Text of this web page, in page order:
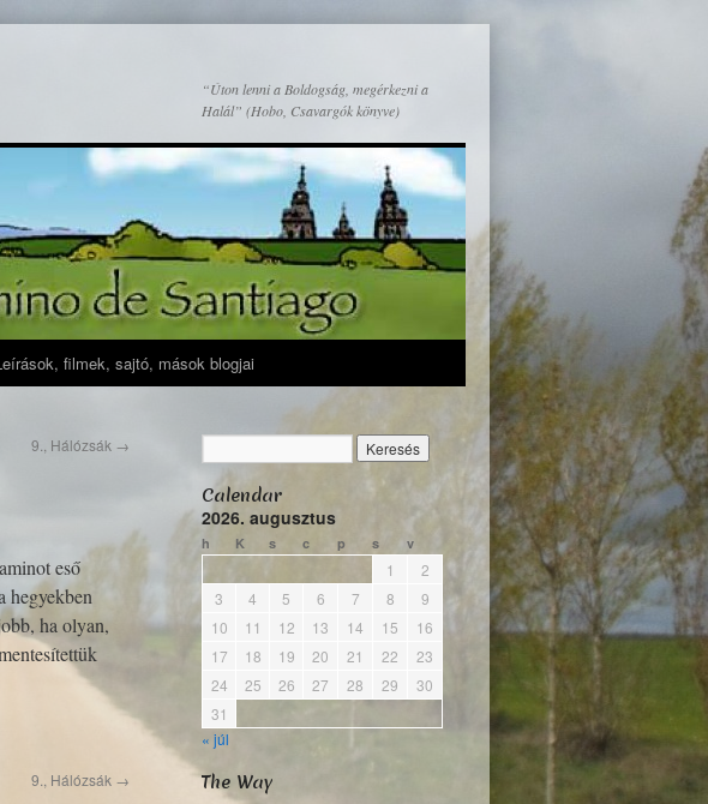
“Úton lenni a Boldogság, megérkezni a
Halál” (Hobo, Csavargók könyve)
filmek, sajtó, mások blogjai
9., Hálózsák →
eső
hegyekben
ha olyan,
9., Hálózsák →
Calendar
2026. augusztus
h K s c p s v
1
2
3
4 5 6 7 8
9
10
11 12 13 14 15
16
17
18 19 20 21 22
23
24
25 26 27 28 29
30
31
« júl
The Way